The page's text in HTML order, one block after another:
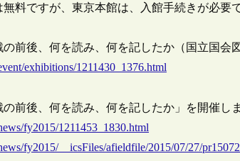
料ですが、東京本館は、入館手続きが必要で
前後、何を読み、何を記したか（国立国会図
exhibitions/1211430_1376.html
前後、何を読み、何を記したか」を開催し
fy2015/1211453_1830.html
fy2015/__icsFiles/afieldfile/2015/07/27/